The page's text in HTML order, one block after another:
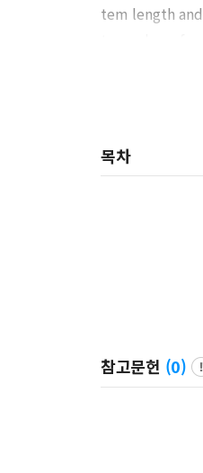
tem length
valid
목차
참고문헌 (0)